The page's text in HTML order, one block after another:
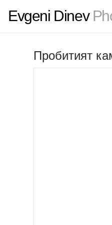
Evgeni Dinev
Пробитият